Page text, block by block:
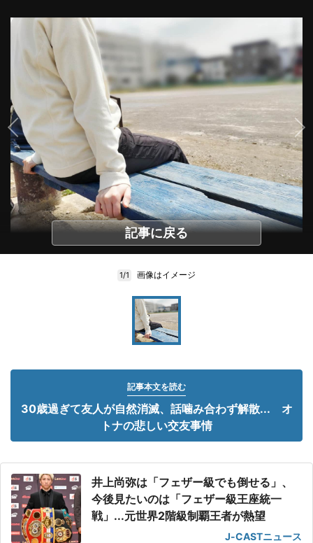
記事に戻る
1/1 画像はイメージ
記事本文を読む
30歳過ぎて友人が自然消滅、話噛み合わず解散... オ
トナの悲しい交友事情
井上尚弥は「フェザー級でも倒せる」、
今後見たいのは「フェザー級王座統一
戦」...元世界2階級制覇王者が熱望
J-CASTニュース